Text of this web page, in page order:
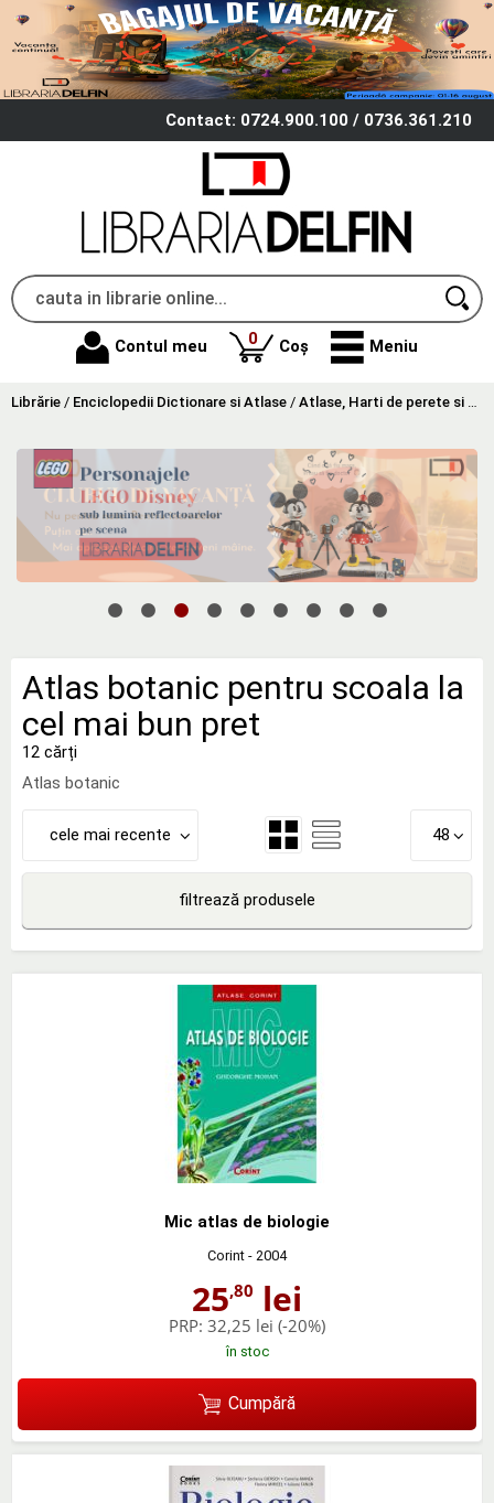
Contact: 0724.900.100 / 0736.361.210
Contul meu 0produse
Coș Meniu
Librărie / Enciclopedii Dictionare si Atlase / Atlase, Harti de perete si Planse tematice
Atlas botanic pentru scoala la
cel mai bun pret
12 cărți
Atlas botanic
cele mai recente 48
filtrează produsele
Mic atlas de biologie
Corint - 2004
25,80 lei
PRP: 32,25 lei (-20%)
în stoc
Cumpără